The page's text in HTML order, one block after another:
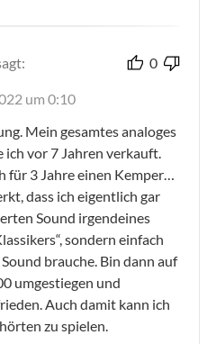
0
um 0:10
Mein gesamtes analoges
ich vor 7 Jahren verkauft.
für 3 Jahre einen Kemper…
dass ich eigentlich gar
Sound irgendeines
sondern einfach
brauche. Bin dann auf
umgestiegen und
Auch damit kann ich
zu spielen.